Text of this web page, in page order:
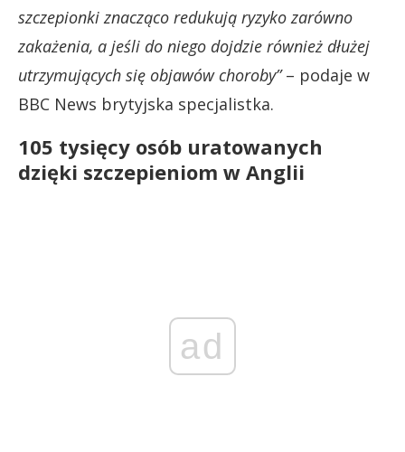
szczepionki znacząco redukują ryzyko zarówno
zakażenia, a jeśli do niego dojdzie również dłużej
utrzymujących się objawów choroby”– podaje w
BBC News brytyjska specjalistka.
105 tysięcy osób uratowanych
dzięki szczepieniom w Anglii
ad